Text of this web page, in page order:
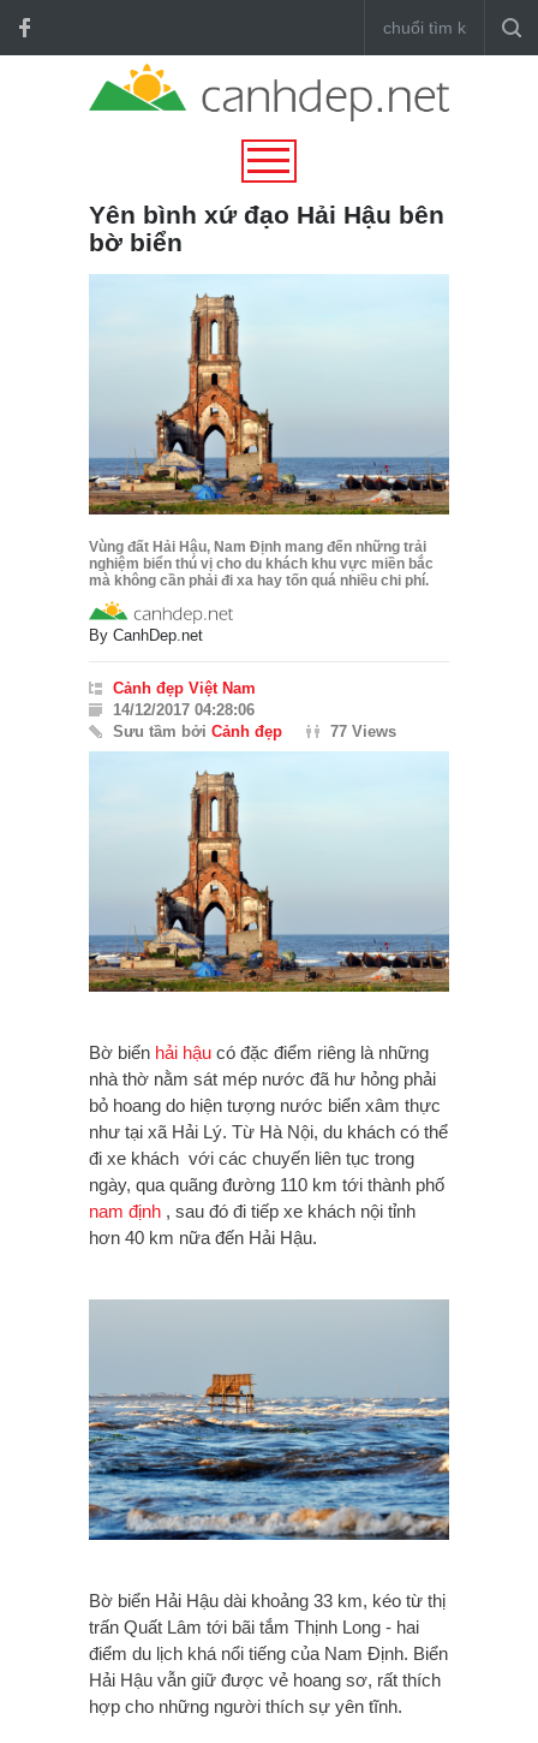
Yên bình xứ đạo Hải Hậu bên
bờ biển
Vùng đất Hải Hậu, Nam Định mang đến những trải
nghiệm biển thú vị cho du khách khu vực miền bắc
mà không cần phải đi xa hay tốn quá nhiều chi phí.
By CanhDep.net
Cảnh đẹp Việt Nam
14/12/2017 04:28:06
Sưu tầm bởi Cảnh đẹp 77 Views
Bờ biển hải hậu có đặc điểm riêng là những
nhà thờ nằm sát mép nước đã hư hỏng phải
bỏ hoang do hiện tượng nước biển xâm thực
như tại xã Hải Lý. Từ Hà Nội, du khách có thể
đi xe khách với các chuyến liên tục trong
ngày, qua quãng đường 110 km tới thành phố
nam định , sau đó đi tiếp xe khách nội tỉnh
hơn 40 km nữa đến Hải Hậu.
Bờ biển Hải Hậu dài khoảng 33 km, kéo từ thị
trấn Quất Lâm tới bãi tắm Thịnh Long - hai
điểm du lịch khá nổi tiếng của Nam Định. Biển
Hải Hậu vẫn giữ được vẻ hoang sơ, rất thích
hợp cho những người thích sự yên tĩnh.